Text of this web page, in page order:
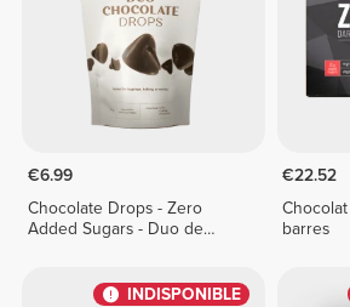
€6.99
Chocolate Drops - Zero
Added Sugars - Duo de
€22.52
barres
INDISPONIBLE